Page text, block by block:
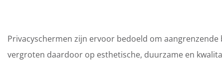
Privacyschermen zijn ervoor bedoeld om
vergroten daardoor op esthetische, duurzame en